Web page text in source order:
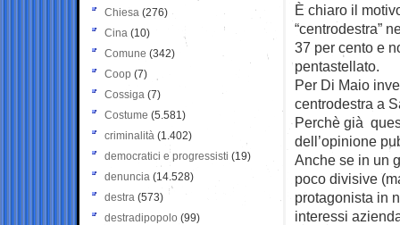
È chiaro il
“centrodestra”
37 per cento e
pentastellato.
Per Di Maio
centrodestra a
Perchè già
dell’opinione
Anche se in un
poco divisive
protagonista in
interessi
Chiesa (276)
Cina (10)
Comune (342)
Coop (7)
Cossiga (7)
Costume (5.581)
criminalità (1.402)
democratici e progressisti (19)
denuncia (14.528)
destra (573)
destradipopolo (99)